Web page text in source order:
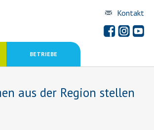
Kontakt
BETRIEBE
aus der Region stellen